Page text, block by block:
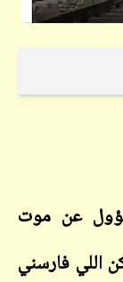
عن موت
اللي فارسني